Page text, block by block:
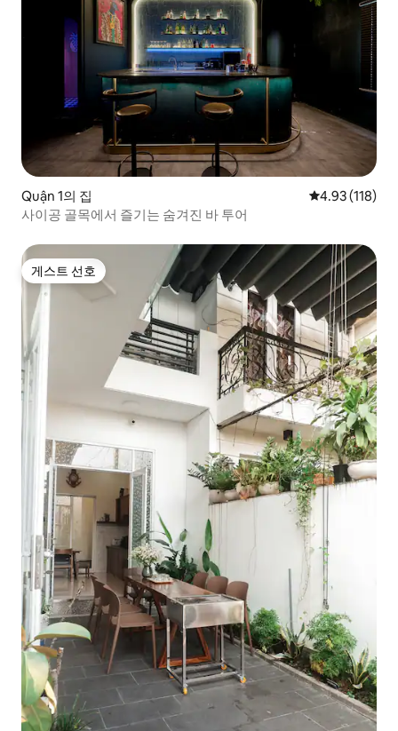
Quận 1의 집 평점 4.93점(5
4.93 (118)
사이공 골목에서 즐기는 숨겨진 바 투어
게스트 선호
게스트 선호